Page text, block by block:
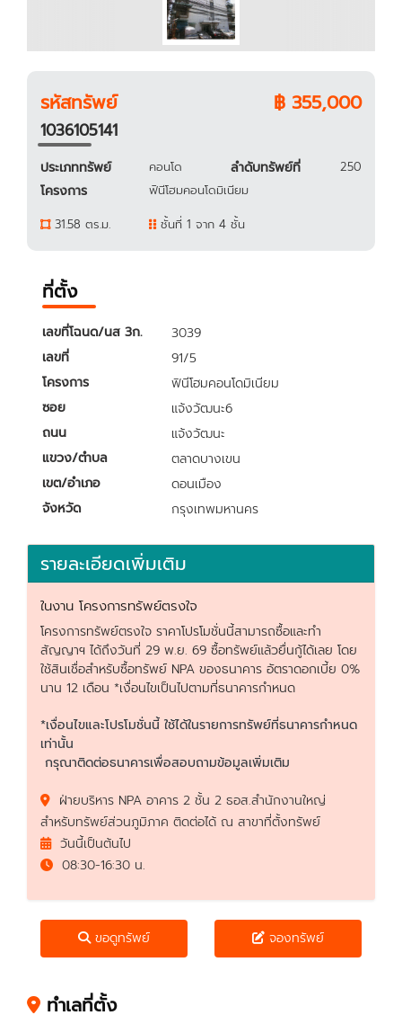
รหัสทรัพย์
1036105141
฿ 355,000
ประเภททรัพย์ คอนโด ลำดับทรัพย์ที่ 250
โครงการ
ฟินีโฮมคอนโดมิเนียม
31.58 ตร.ม.
ชั้นที่ 1 จาก 4 ชั้น
ที่ตั้ง
เลขที่โฉนด/นส 3ก.
3039
เลขที่
91/5
โครงการ
ฟินีโฮมคอนโดมิเนียม
ซอย
แจ้งวัฒนะ6
ถนน
แจ้งวัฒนะ
แขวง/ตำบล
ตลาดบางเขน
เขต/อำเภอ
ดอนเมือง
จังหวัด
กรุงเทพมหานคร
รายละเอียดเพิ่มเติม
ในงาน โครงการทรัพย์ตรงใจ
โครงการทรัพย์ตรงใจ ราคาโปรโมชั่นนี้สามารถซื้อและทำ
สัญญาฯ ได้ถึงวันที่ 29 พ.ย. 69 ซื้อทรัพย์แล้วยื่นกู้ได้เลย โดย
ใช้สินเชื่อสำหรับซื้อทรัพย์ NPA ของธนาคาร อัตราดอกเบี้ย 0%
นาน 12 เดือน *เงื่อนไขเป็นไปตามที่ธนาคารกำหนด
*เงื่อนไขและโปรโมชั่นนี้ ใช้ได้ในรายการทรัพย์ที่ธนาคารกำหนด
เท่านั้น
กรุณาติดต่อธนาคารเพื่อสอบถามข้อมูลเพิ่มเติม
ฝ่ายบริหาร NPA อาคาร 2 ชั้น 2 ธอส.สำนักงานใหญ่
สำหรับทรัพย์ส่วนภูมิภาค ติดต่อได้ ณ สาขาที่ตั้งทรัพย์
วันนี้เป็นต้นไป
08:30-16:30 น.
ขอดูทรัพย์ จองทรัพย์
ทำเลที่ตั้ง